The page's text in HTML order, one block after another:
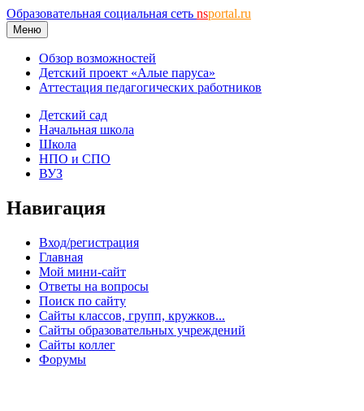
Образовательная социальная сеть nsportal.ru
Меню
Обзор возможностей
Детский проект «Алые паруса»
Аттестация педагогических работников
Детский сад
Начальная школа
Школа
НПО и СПО
ВУЗ
Навигация
Вход/регистрация
Главная
Мой мини-сайт
Ответы на вопросы
Поиск по сайту
Сайты классов, групп, кружков...
Сайты образовательных учреждений
Сайты коллег
Форумы